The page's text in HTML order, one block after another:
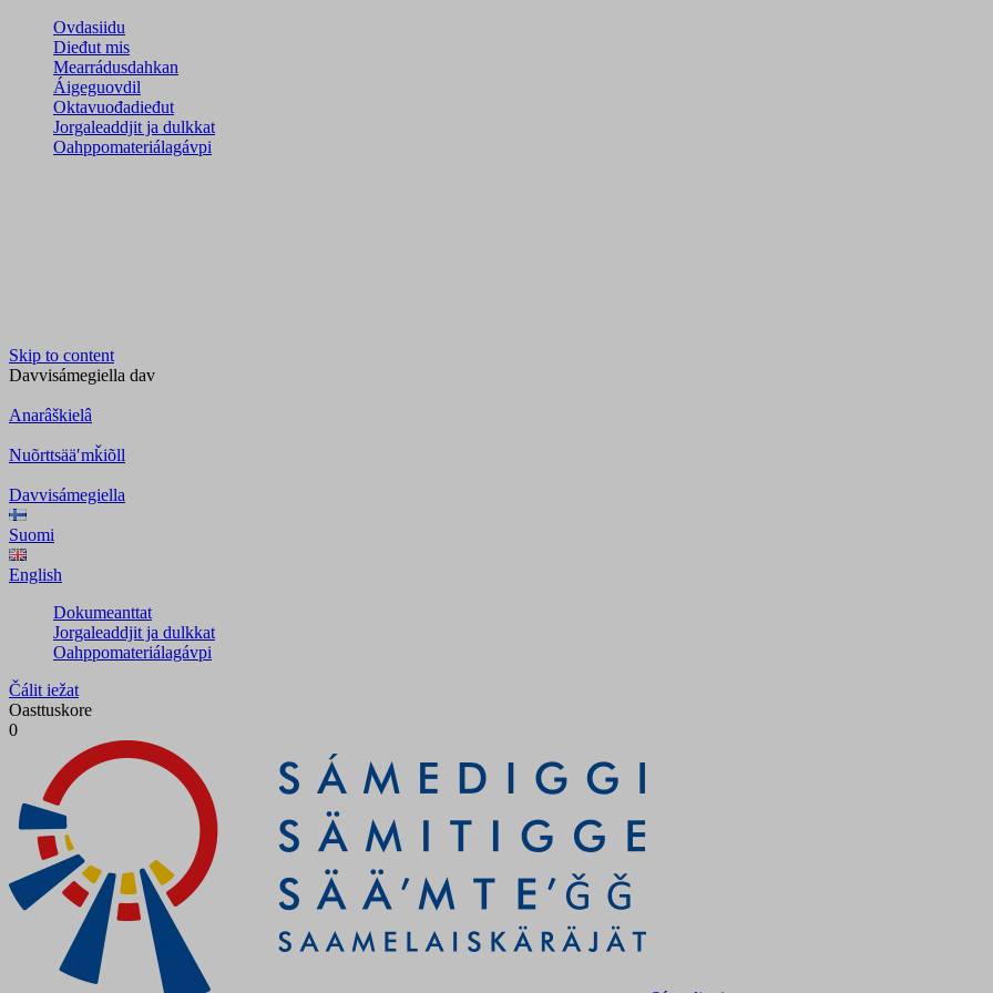
Ovdasiidu
Dieđut mis
Mearrádusdahkan
Áigeguovdil
Oktavuođadieđut
Jorgaleaddjit ja dulkkat
Oahppomateriálagávpi
Skip to content
Davvisámegiella dav
Anarâškielâ
Nuõrttsääʹmǩiõll
Davvisámegiella
Suomi
English
Dokumeanttat
Jorgaleaddjit ja dulkkat
Oahppomateriálagávpi
Čálit iežat
Oasttuskore
0